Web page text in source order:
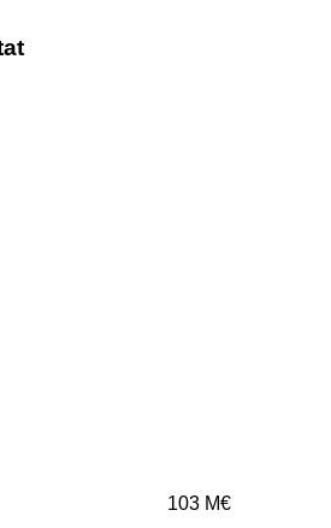
103 M€